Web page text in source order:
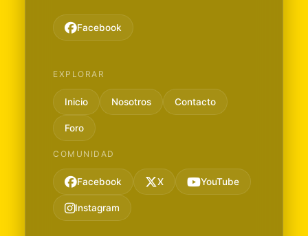
Facebook
EXPLORAR
Inicio Nosotros Contacto
Foro
COMUNIDAD
Facebook X YouTube
Instagram